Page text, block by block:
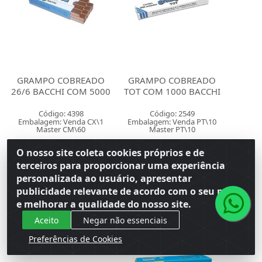
GRAMPO COBREADO
26/6 BACCHI COM 5000
Código: 4398
Embalagem: Venda CX\1
Master CM\60
Faça seu login ou
cadastre-se para
ver preços e
comprar
GRAMPO COBREADO
TOT COM 1000 BACCHI
Código: 2549
Embalagem: Venda PT\10
Master PT\10
Faça seu login ou
cadastre-se para
ver preços e
comprar
O nosso site coleta cookies próprios e de
terceiros para proporcionar uma experiência
personalizada ao usuário, apresentar
publicidade relevante de acordo com o seu perfil
e melhorar a qualidade do nosso site.
Aceito
Negar não essenciais
Preferências de Cookies